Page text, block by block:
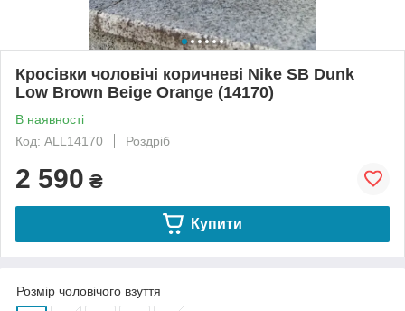
Кросівки чоловічі коричневі Nike SB Dunk
Low Brown Beige Orange (14170)
В наявності
Код: ALL14170
Роздріб
2 590 ₴
Купити
Розмір чоловічого взуття